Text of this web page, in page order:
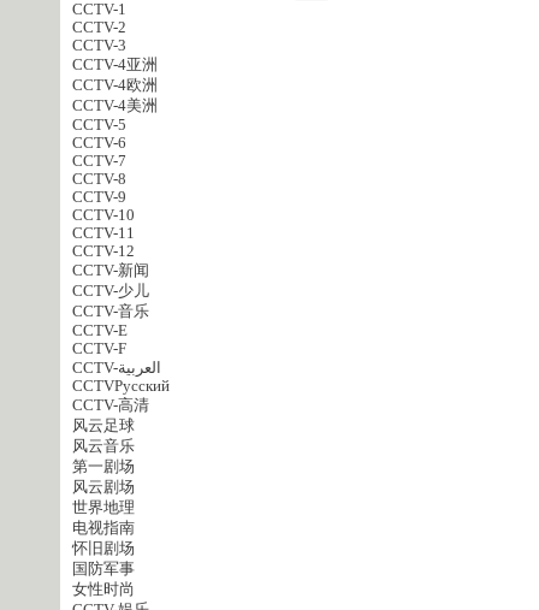
CCTV-1
CCTV-2
CCTV-3
CCTV-4亚洲
CCTV-4欧洲
CCTV-4美洲
CCTV-5
CCTV-6
CCTV-7
CCTV-8
CCTV-9
CCTV-10
CCTV-11
CCTV-12
CCTV-新闻
CCTV-少儿
CCTV-音乐
CCTV-E
CCTV-F
CCTV-العربية
CCTVPусский
CCTV-高清
风云足球
风云音乐
第一剧场
风云剧场
世界地理
电视指南
怀旧剧场
国防军事
女性时尚